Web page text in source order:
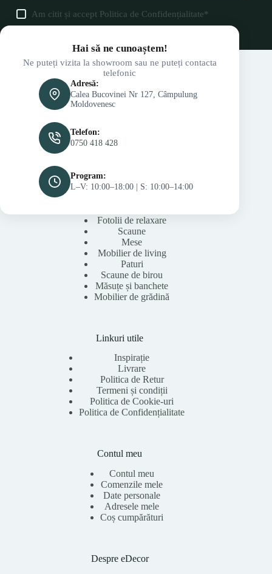
Am citit și accept Politica de Confidențialitate*
Hai să ne cunoaștem!
Ne puteți vizita la showroom sau ne puteți contacta
telefonic
Adresă:
Calea Bucovinei Nr 127, Câmpulung
Moldovenesc
Telefon:
0750 418 428
Program:
L–V: 10:00–18:00 | S: 10:00–14:00
Fotolii de relaxare
Scaune
Mese
Mobilier de living
Paturi
Scaune de birou
Măsuțe și banchete
Mobilier de grădină
Linkuri utile
Inspirație
Livrare
Politica de Retur
Termeni și condiții
Politica de Cookie-uri
Politica de Confidențialitate
Contul meu
Contul meu
Comenzile mele
Date personale
Adresele mele
Coș cumpărături
Despre eDecor